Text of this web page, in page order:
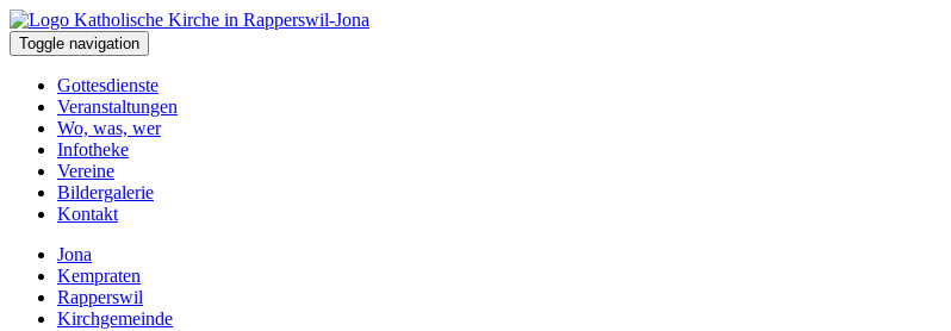
Toggle navigation
Gottesdienste
Veranstaltungen
Wo, was, wer
Infotheke
Vereine
Bildergalerie
Kontakt
Jona
Kempraten
Rapperswil
Kirchgemeinde